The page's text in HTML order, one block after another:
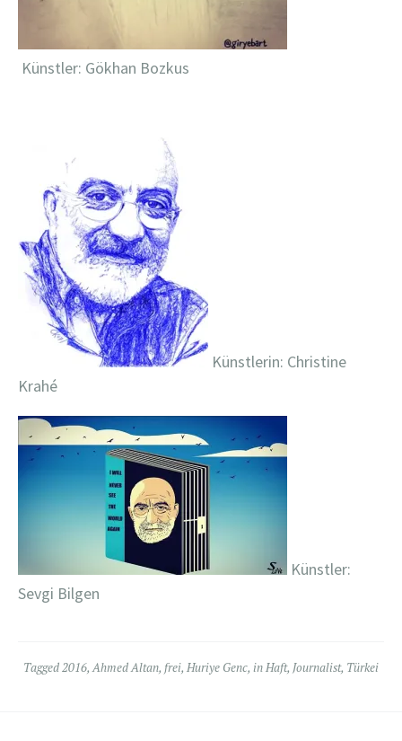
Künstler: Gökhan Bozkus
Künstlerin: Christine
Krahé
Künstler:
Sevgi Bilgen
Tagged2016,Ahmed Altan, frei, Huriye Genc, in Haft, Journalist, Türkei